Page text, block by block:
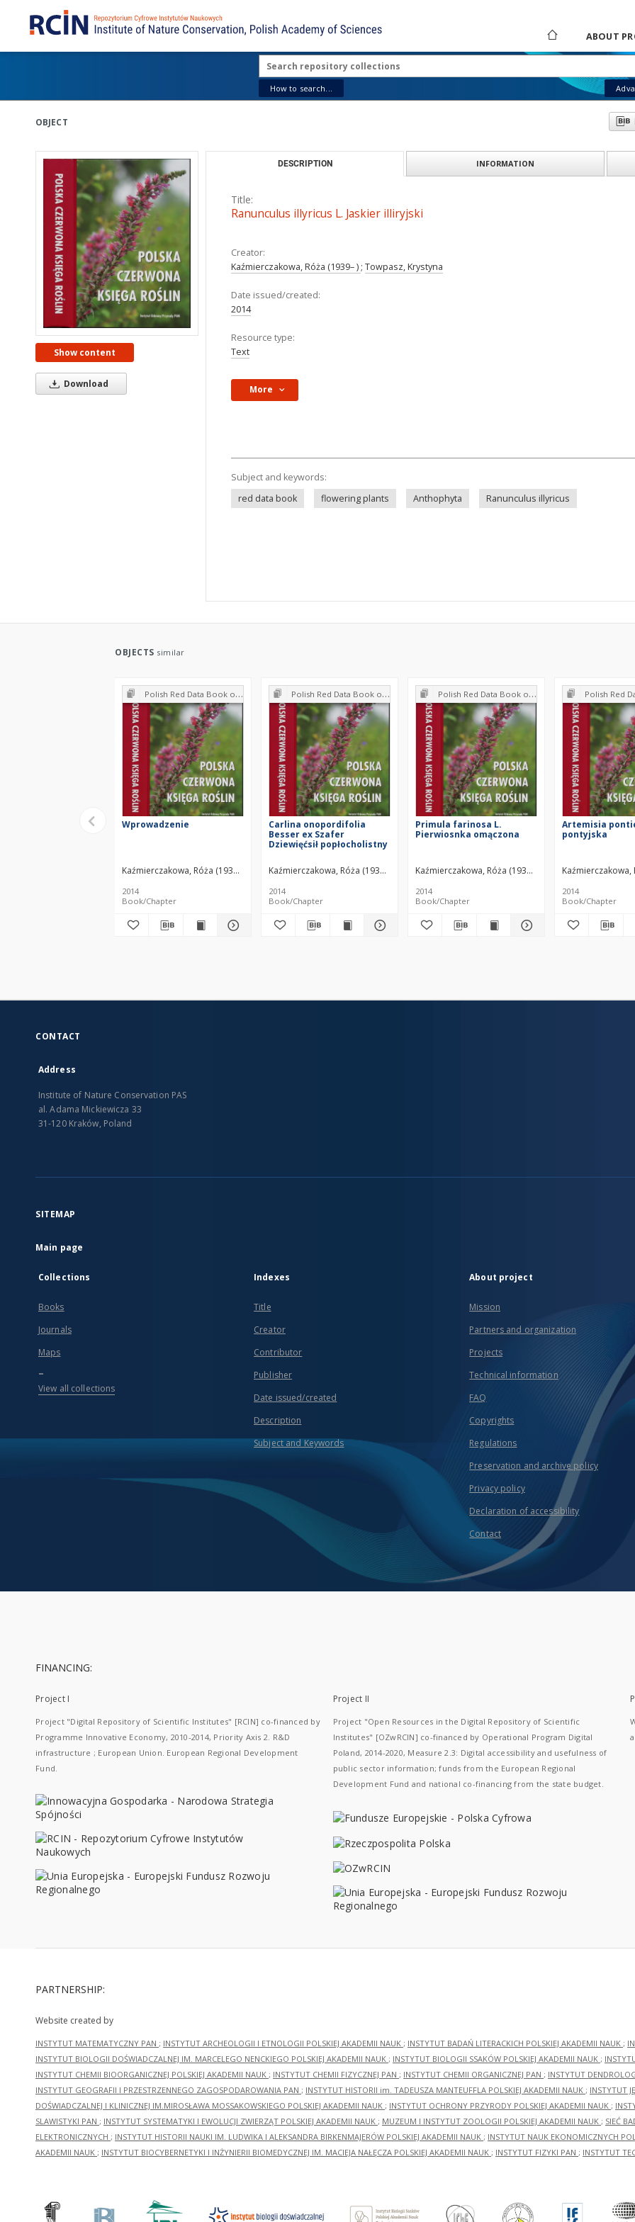
ABOUT
How to search...
OBJECT
Show content
Download
DESCRIPTION INFORMATION
Title:
Ranunculus illyricus L. Jaskier illiryjski
Creator:
Kaźmierczakowa, Róża (1939– ) ; Towpasz, Krystyna
Date issued/created:
2014
Resource type:
Text
More
Subject and keywords:
red data book
flowering plants Anthophyta Ranunculus illyricus
OBJECTS similar
Polish Red Data Book of Plants : Pteridophytes and flowering plants
Wprowadzenie
Kaźmierczakowa, Róża (1939– ) Zarzycki, Kazimierz Mirek, Zbigniew
2014
Book/Chapter
Polish Red Data Book of Plants : Pteridophytes and flowering plants
Carlina onopordifolia
Besser ex Szafer
Dziewięćsił popłocholistny
Kaźmierczakowa, Róża (1939– )
2014
Book/Chapter
Polish Red Data Book of Plants : Pteridophytes and flowering plants
Primula farinosa L.
Pierwiosnka omączona
Kaźmierczakowa, Róża (1939– )
2014
Book/Chapter
Polish Red Data Book of Plants :
Artemisia
pontyjska
Kaźmierczakowa,
2014
Book/Chapter
CONTACT
Address
Institute of Nature Conservation PAS
al. Adama Mickiewicza 33
31-120 Kraków, Poland
SITEMAP
Main page
Collections
Books
Journals
Maps
...
View all collections
Indexes
Title
Creator
Contributor
Publisher
Date issued/created
Description
Subject and Keywords
About project
Mission
Partners and organization
Projects
Technical information
FAQ
Copyrights
Regulations
Preservation and archive policy
Privacy policy
Declaration of accessibility
Contact
FINANCING:
Project I
Project "Digital Repository of Scientific Institutes" [RCIN] co-financed by
Programme Innovative Economy, 2010-2014, Priority Axis 2. R&D
infrastructure ; European Union. European Regional Development
Fund.
Project II
Project "Open Resources in the Digital Repository of Scientific
Institutes" [OZwRCIN] co-financed by Operational Program Digital
Poland, 2014-2020, Measure 2.3: Digital accessibility and usefulness of
public sector information; funds from the European Regional
Development Fund and national co-financing from the state budget.
PARTNERSHIP:
Website created by
INSTYTUT MATEMATYCZNY PAN ; INSTYTUT ARCHEOLOGII I ETNOLOGII POLSKIEJ AKADEMII NAUK ; INSTYTUT BADAŃ LITERACKICH POLSKIEJ AKADEMII NAUK ;
INSTYTUT BIOLOGII DOŚWIADCZALNEJ IM. MARCELEGO NENCKIEGO POLSKIEJ AKADEMII NAUK ; INSTYTUT BIOLOGII SSAKÓW POLSKIEJ AKADEMII NAUK ;
INSTYTUT CHEMII BIOORGANICZNEJ POLSKIEJ AKADEMII NAUK ; INSTYTUT CHEMII FIZYCZNEJ PAN ; INSTYTUT CHEMII ORGANICZNEJ PAN ; INSTYTUT
INSTYTUT GEOGRAFII I PRZESTRZENNEGO ZAGOSPODAROWANIA PAN ; INSTYTUT HISTORII im. TADEUSZA MANTEUFFLA POLSKIEJ AKADEMII NAUK ; INSTYTUT
DOŚWIADCZALNEJ I KLINICZNEJ IM.MIROSŁAWA MOSSAKOWSKIEGO POLSKIEJ AKADEMII NAUK ; INSTYTUT OCHRONY PRZYRODY POLSKIEJ AKADEMII NAUK ;
SLAWISTYKI PAN ; INSTYTUT SYSTEMATYKI I EWOLUCJI ZWIERZĄT POLSKIEJ AKADEMII NAUK ; MUZEUM I INSTYTUT ZOOLOGII POLSKIEJ AKADEMII NAUK ; SIEĆ
ELEKTRONICZNYCH ; INSTYTUT HISTORII NAUKI IM. LUDWIKA I ALEKSANDRA BIRKENMAJERÓW POLSKIEJ AKADEMII NAUK ; INSTYTUT NAUK EKONOMICZNYCH
AKADEMII NAUK ; INSTYTUT BIOCYBERNETYKI I INŻYNIERII BIOMEDYCZNEJ IM. MACIEJA NAŁĘCZA POLSKIEJ AKADEMII NAUK ; INSTYTUT FIZYKI PAN ; INSTYTUT